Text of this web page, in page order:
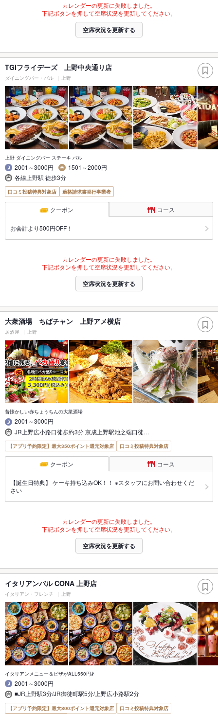
カレンダーの更新に失敗しました。
下記ボタンを押して空席状況を更新してください。
空席状況を更新する
TGIフライデーズ 上野中央通り店
ダイニングバー・バル 上野
上野 ダイニングバー ステーキ バル
2001～3000円
1501～2000円
各線上野駅 徒歩3分
口コミ投稿特典対象店 適格請求書発行事業者
クーポン コース
お会計より500円OFF！
カレンダーの更新に失敗しました。
下記ボタンを押して空席状況を更新してください。
空席状況を更新する
大衆酒場 ちばチャン 上野アメ横店
居酒屋 上野
昔懐かしい赤ちょうちんの大衆酒場
2001～3000円
JR上野広小路口徒歩約3分 京成上野駅池之端口徒…
【アプリ予約限定】最大350ポイント還元対象店 口コミ投稿特典対象店
クーポン コース
【誕生日特典】 ケーキ持ち込みOK！！ ※スタッフにお問い合わせくだ
さい
カレンダーの更新に失敗しました。
下記ボタンを押して空席状況を更新してください。
空席状況を更新する
イタリアンバル CONA 上野店
イタリアン・フレンチ 上野
イタリアンメニュー＆ピザがALL550円♪
2001～3000円
■JR上野駅3分/JR御徒町駅5分/上野広小路駅2分
【アプリ予約限定】最大800ポイント還元対象店
口コミ投稿特典対象店